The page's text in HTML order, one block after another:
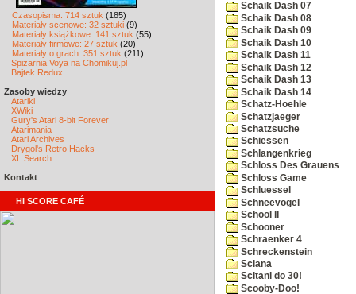
Czasopisma: 714 sztuk (185)
Materiały scenowe: 32 sztuki (9)
Materiały książkowe: 141 sztuk (55)
Materiały firmowe: 27 sztuk (20)
Materiały o grach: 351 sztuk (211)
Spiżarnia Voya na Chomikuj.pl
Bajtek Redux
Zasoby wiedzy
Atariki
XWiki
Gury's Atari 8-bit Forever
Atarimania
Atari Archives
Drygol's Retro Hacks
XL Search
Kontakt
HI SCORE CAFÉ
Schaik Dash 07
Schaik Dash 08
Schaik Dash 09
Schaik Dash 10
Schaik Dash 11
Schaik Dash 12
Schaik Dash 13
Schaik Dash 14
Schatz-Hoehle
Schatzjaeger
Schatzsuche
Schiessen
Schlangenkrieg
Schloss Des Grauens
Schloss Game
Schluessel
Schneevogel
School II
Schooner
Schraenker 4
Schreckenstein
Sciana
Scitani do 30!
Scooby-Doo!